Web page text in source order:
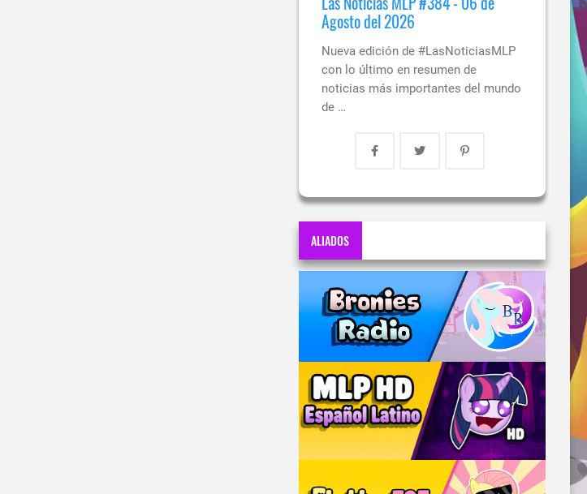
Agosto del 2026
Nueva edición de #LasNoticiasMLP
con lo último en resumen de
noticias más importantes del mundo
de …
ALIADOS